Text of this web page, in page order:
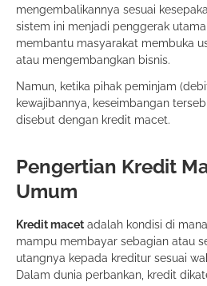
mengembalikannya sesuai
sistem ini menjadi penggerak
membantu masyarakat membuka
atau mengembangkan bisnis.
Namun, ketika pihak peminjam
kewajibannya, keseimbangan
disebut dengan kredit macet.
Pengertian Kredit
Umum
Kredit macet adalah kondisi di
mampu membayar sebagian atau
utangnya kepada kreditur sesuai
Dalam dunia perbankan, kredit